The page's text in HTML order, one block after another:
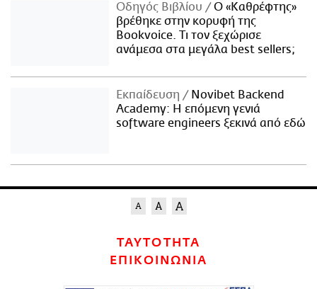
Οδηγός Βιβλίου
Ο «Καθρέφτης»
βρέθηκε στην κορυφή της
Bookvoice. Τι τον ξεχώρισε
ανάμεσα στα μεγάλα best sellers;
Εκπαίδευση
Novibet Backend
Academy: Η επόμενη γενιά
software engineers ξεκινά από εδώ
ΤΑΥΤΟΤΗΤΑ
ΕΠΙΚΟΙΝΩΝΙΑ